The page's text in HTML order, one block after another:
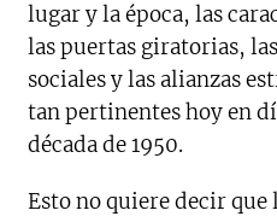
lugar y la época, las
las puertas giratorias,
sociales y las alianzas
tan pertinentes hoy en
década de 1950.
Esto no quiere decir que